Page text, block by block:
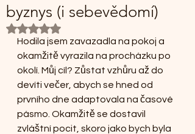
byznys (i sebevědomí)
Hodnoceno NaN z 5 hvězdiček.
Hodila jsem zavazadla na pokoj a
okamžitě vyrazila na procházku po
okolí. Můj cíl? Zůstat vzhůru až do
devíti večer, abych se hned od
prvního dne adaptovala na časové
pásmo. Okamžitě se dostavil
zvláštní pocit, skoro jako bych byla